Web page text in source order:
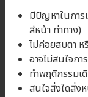
มีปัญหาในการเ
สีหน้า ท่าทาง)
ไม่ค่อยสบตา
อาจไม่สนใจก
ทำพฤติกรรมเ
สนใจสิ่งใดสิ่ง